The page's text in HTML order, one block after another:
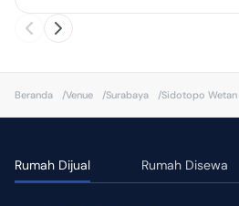
Beranda /Venue /Surabaya /Sidotopo Wetan
Rumah Dijual Rumah Disewa